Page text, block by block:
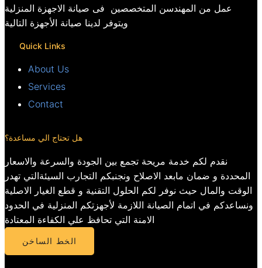
عمل من المهندسن المتخصصين فى صيانة الاجهزة المنزلية
ويتوفر لدينا صيانة الأجهزة التالية
Quick Links
About Us
Services
Contact
هل تحتاج الي مساعدة؟
نقدم لكم خدمة مريحة تجمع بين الجودة والسرعة والاسعار
المحددة و ضمان مابعد الاصلاح ونجنبكم التجارب السيئةالتي تهدر
الوقت والمال حيث نوفر لكم الحلول التقنية و قطع الغيار الاصلية
ونساعدكم في اتمام الصيانة اللازمة لأجهزتكم المنزلية في الحدود
الامنة التي تحافظ علي الكفاءة المعتادة
الخط الساخن